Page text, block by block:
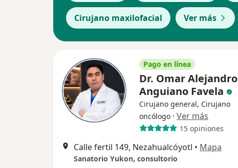
Cirujano maxilofacial Ver más
Pago en línea
Dr. Omar Alejandro
Anguiano Favela
Cirujano general, Cirujano
oncólogo · Ver más
15 opiniones
Calle fertil 149, Nezahualcóyotl • Mapa
Sanatorio Yukon, consultorio